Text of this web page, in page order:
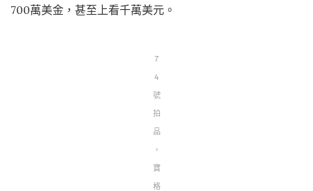
700萬美金，甚至上看千萬美元。
7
4
號
拍
品
，
寶
格